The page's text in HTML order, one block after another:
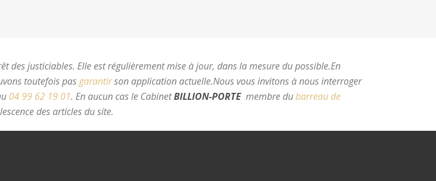
des justiciables. Elle est régulièrement mise à jour, dans la mesure du possible.En
toutefois pasgarantirson application actuelle.Nous vous invitons à nous interroger
04 99 62 19 01. En aucun cas le CabinetBILLION-PORTE membre dubarreau de
des articles du site.